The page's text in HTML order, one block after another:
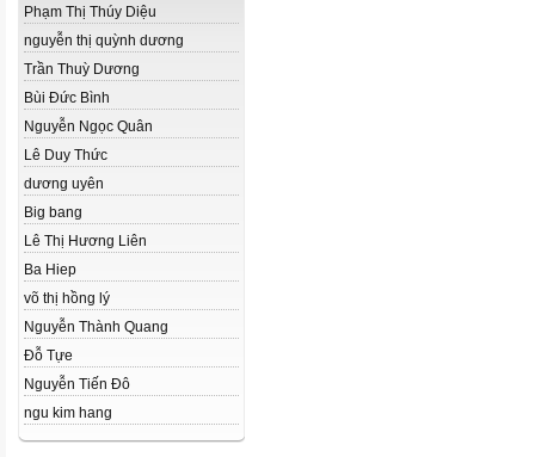
Phạm Thị Thúy Diệu
nguyễn thị quỳnh dương
Trần Thuỳ Dương
Bùi Đức Bình
Nguyễn Ngọc Quân
Lê Duy Thức
dương uyên
Big bang
Lê Thị Hương Liên
Ba Hiep
võ thị hồng lý
Nguyễn Thành Quang
Đỗ Tựe
Nguyễn Tiến Đô
ngu kim hang